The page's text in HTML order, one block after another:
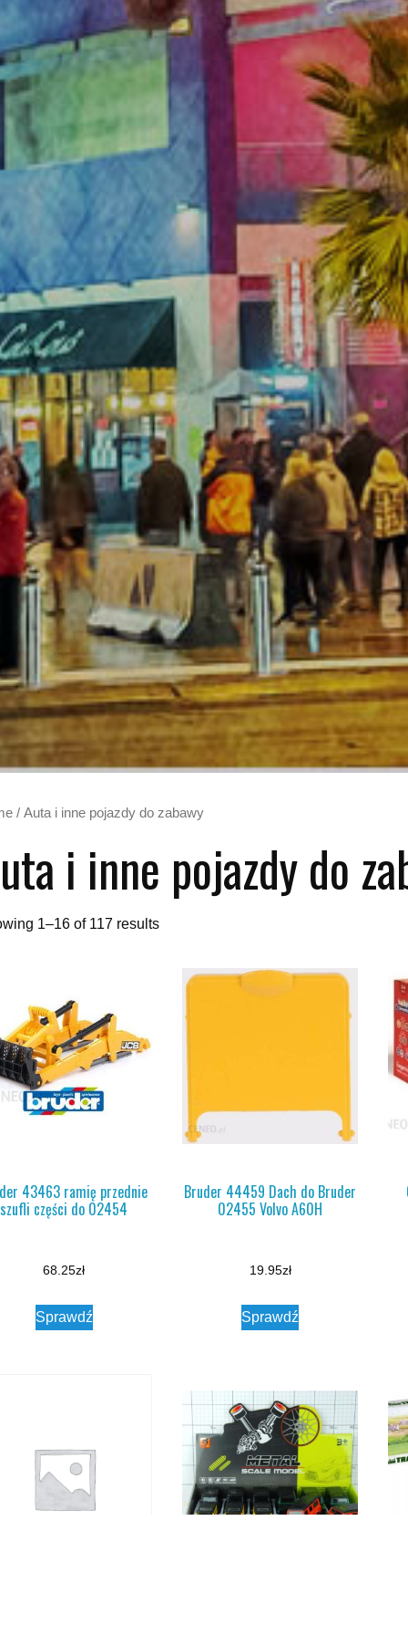
/ Auta i inne pojazdy do zabawy
i inne pojazdy do
1–16 of 117 results
43463 ramię przednie
szufli części do 02454
68.25zł
Sprawdź
Bruder 44459 Dach do Bruder
02455 Volvo A60H
19.95zł
Sprawdź